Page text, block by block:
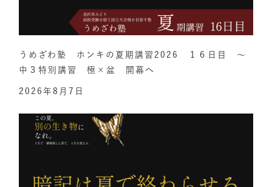
うめざわ塾 ホンキの夏期講習2026 １６日目 ～
中３特別講習 極×盆 開幕へ
2026年8月7日